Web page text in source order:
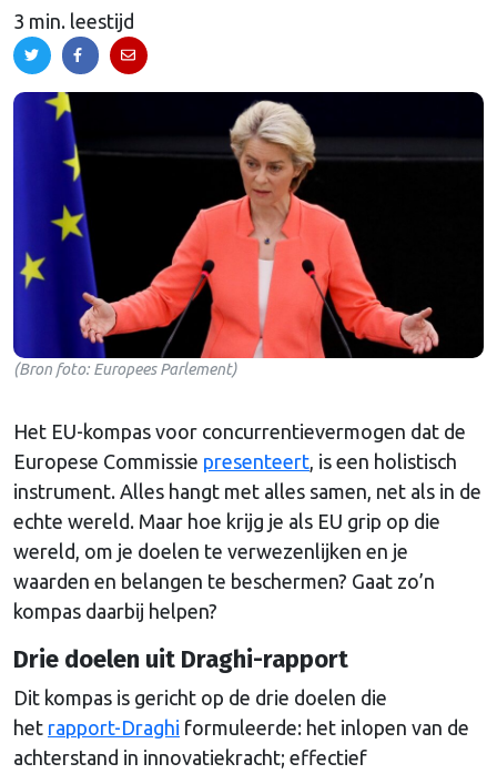
3 min. leestijd
(Bron foto: Europees Parlement)
Het EU-kompas voor concurrentievermogen dat de
Europese Commissie presenteert , is een holistisch
instrument. Alles hangt met alles samen, net als in de
echte wereld. Maar hoe krijg je als EU grip op die
wereld, om je doelen te verwezenlijken en je
waarden en belangen te beschermen? Gaat zo’n
kompas daarbij helpen?
Drie doelen uit Draghi-rapport
Dit kompas is gericht op de drie doelen die
het rapport-Draghi formuleerde: het inlopen van de
achterstand in innovatiekracht; effectief